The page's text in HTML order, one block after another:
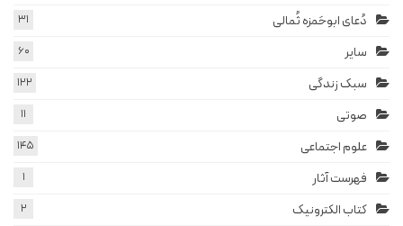
دُعای ابوحَمزه ثُمالی 31
سایر 60
سبک زندگی 122
صوتی 11
علوم اجتماعی 145
فهرست آثار 1
کتاب الکترونیک 2